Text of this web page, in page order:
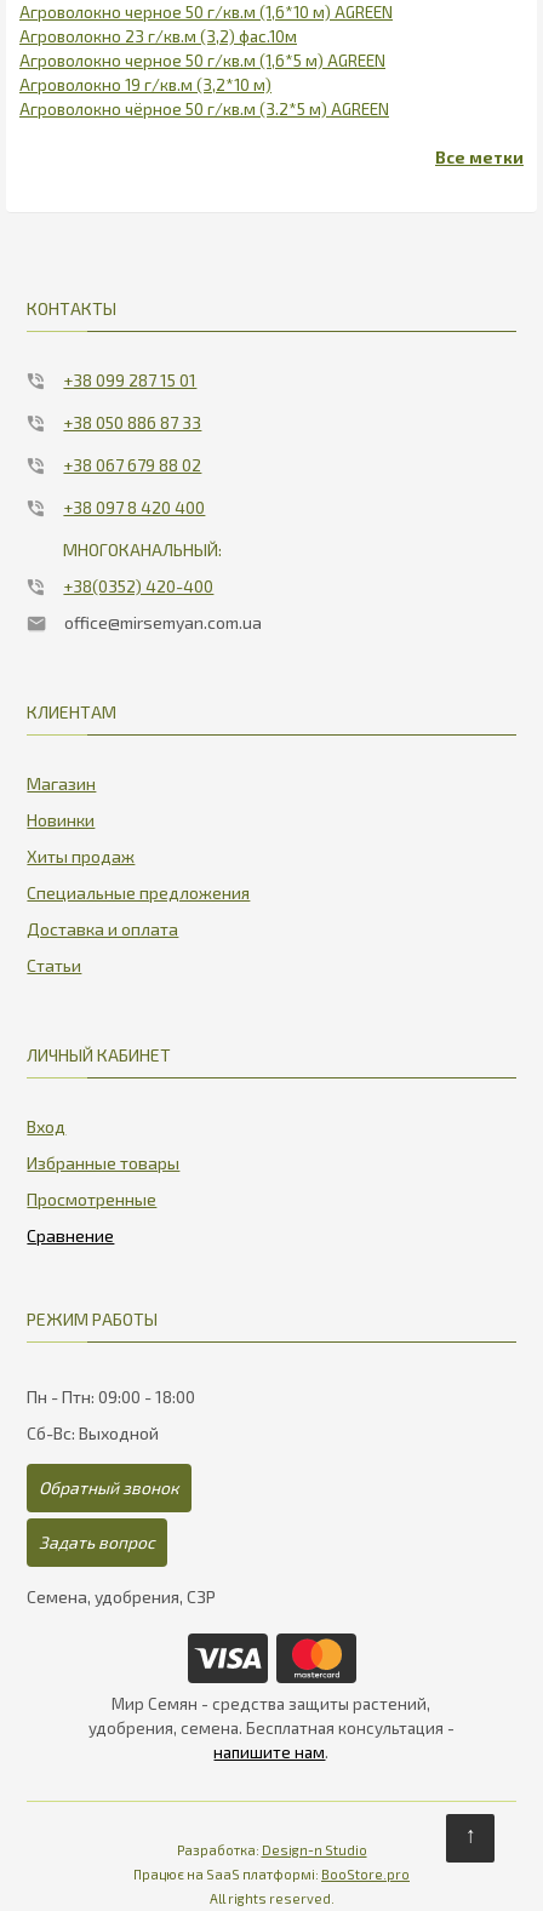
Агроволокно черное 50 г/кв.м (1,6*10 м) AGREEN
Агроволокно 23 г/кв.м (3,2) фас.10м
Агроволокно черное 50 г/кв.м (1,6*5 м) AGREEN
Агроволокно 19 г/кв.м (3,2*10 м)
Агроволокно чёрное 50 г/кв.м (3.2*5 м) AGREEN
КОНТАКТЫ
+38 099 287 15 01
+38 050 886 87 33
+38 067 679 88 02
+38 097 8 420 400
МНОГОКАНАЛЬНЫЙ:
+38(0352) 420-400
office@mirsemyan.com.ua
КЛИЕНТАМ
Магазин
Новинки
Хиты продаж
Специальные предложения
Доставка и оплата
Статьи
ЛИЧНЫЙ КАБИНЕТ
Вход
Избранные товары
Просмотренные
РЕЖИМ РАБОТЫ
Пн - Птн: 09:00 - 18:00
Сб-Вс: Выходной
Обратный звонок
Задать вопрос
Семена, удобрения, СЗР
Мир Семян - средства защиты растений,
удобрения, семена. Бесплатная консультация -
напишите нам.
Разработка: Design-n Studio
Працює на SaaS платформі: Працює на SaaS платформі
BooStore.pro
All rights reserved.
↑